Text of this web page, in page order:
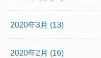
2020年3月 (13)
2020年2月 (16)